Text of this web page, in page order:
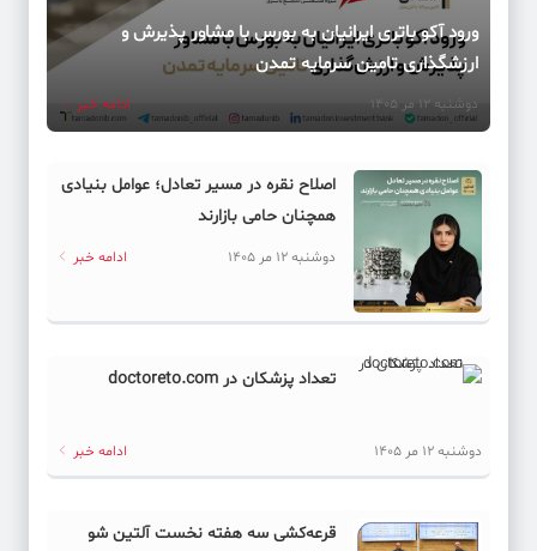
ورود آکو باتری ایرانیان به بورس با مشاور پذیرش و
ارزشگذاری تامین سرمایه تمدن
دوشنبه 12 مر 1405 ادامه خبر
اصلاح نقره در مسیر تعادل؛ عوامل بنیادی
همچنان حامی بازارند
دوشنبه 12 مر 1405 ادامه خبر
تعداد پزشکان در doctoreto.com
دوشنبه 12 مر 1405 ادامه خبر
قرعه‌کشی سه هفته نخست آلتین شو